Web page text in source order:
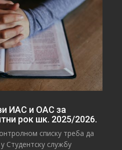
ИАС и ОАС за
рок шк. 2025/2026.
списку треба да
Студентску службу